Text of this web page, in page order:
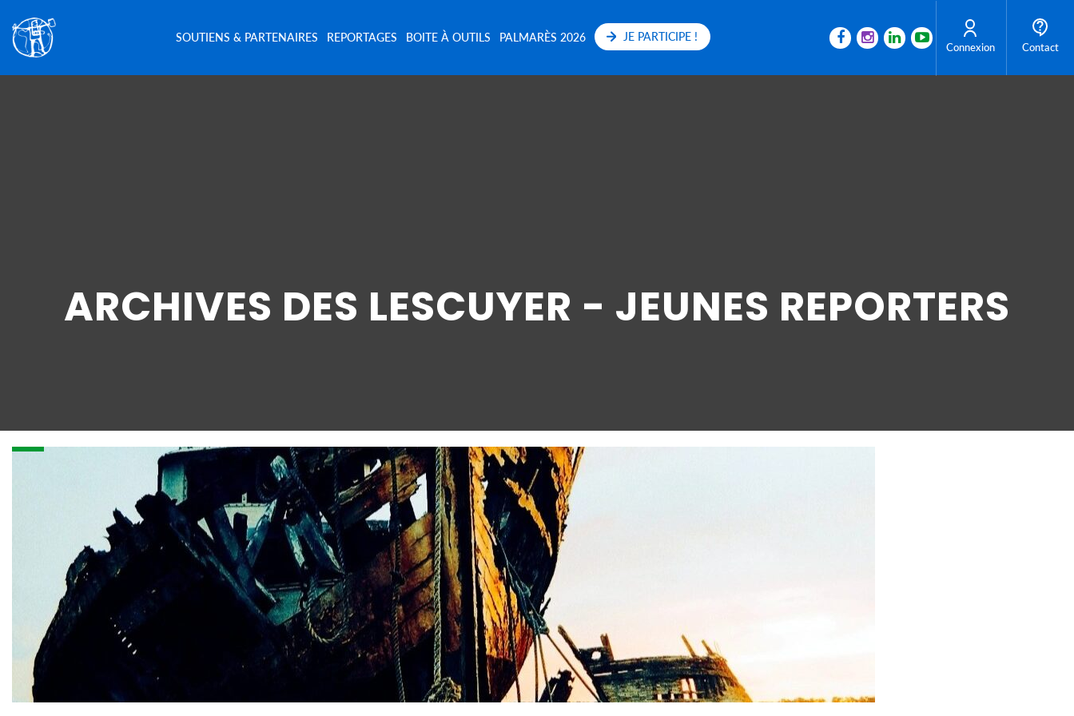
SOUTIENS & PARTENAIRES REPORTAGES BOITE À OUTILS PALMARÈS 2026 JE PARTICIPE !
Connexion Contact
ARCHIVES DES LESCUYER - JEUNES REPORTERS